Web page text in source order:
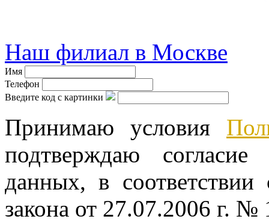
Наш филиал в Москве
Имя
Телефон
Введите код с картинки
Принимаю условия
подтверждаю
данных, в
закона от 27.07.2006 г.